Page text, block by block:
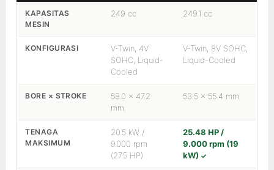
KAPASITAS
MESIN
249 cc 249.1 cc
KONFIGURASI
V-Twin, 4V
SOHC, Liquid-
Cooled
V-Twin, 8V SOHC,
Liquid-Cooled
BORE × STROKE
58.0 × 47.2
mm
53.5 × 55.4 mm
TENAGA
MAKSIMUM
20.5 kW /
9.000 rpm
(27.5 HP)
25.48 HP /
9.000 rpm (19
kW)